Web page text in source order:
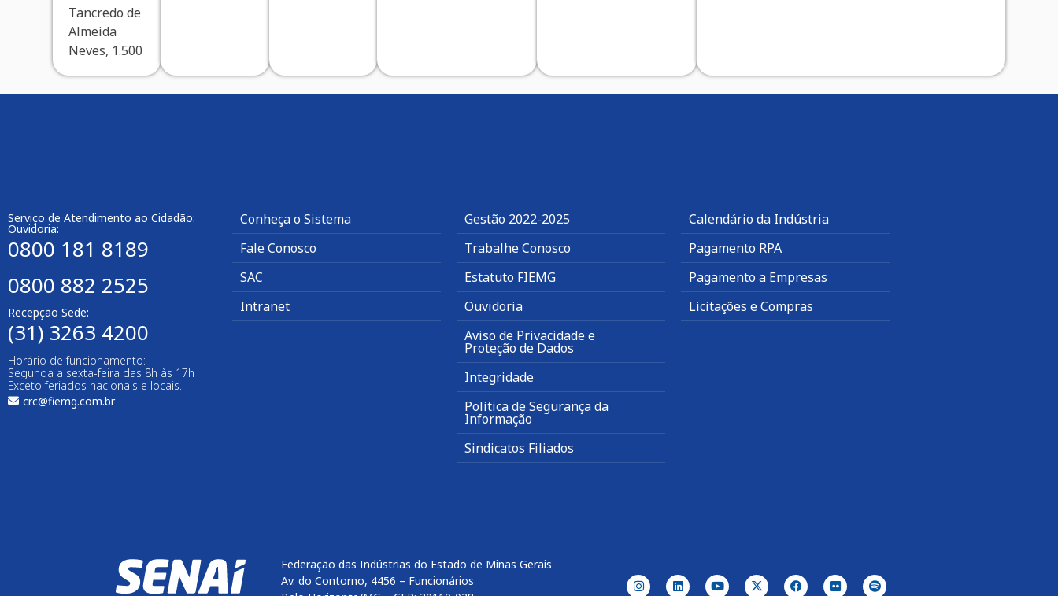
Tancredo de
Almeida
Neves, 1.500
Serviço de Atendimento ao Cidadão:
Ouvidoria:
0800 181 8189
0800 882 2525
Recepção Sede:
(31) 3263 4200
Horário de funcionamento:
Segunda a sexta-feira das 8h às 17h
Exceto feriados nacionais e locais.
crc@fiemg.com.br
Conheça o Sistema
Fale Conosco
SAC
Intranet
Gestão 2022-2025
Trabalhe Conosco
Estatuto FIEMG
Ouvidoria
Aviso de Privacidade e
Proteção de Dados
Integridade
Política de Segurança da
Informação
Sindicatos Filiados
Calendário da Indústria
Pagamento RPA
Pagamento a Empresas
Licitações e Compras
Federação das Indústrias do Estado de Minas Gerais
Av. do Contorno, 4456 – Funcionários